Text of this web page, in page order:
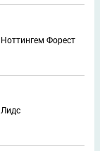
Ноттингем Форест
Лидс